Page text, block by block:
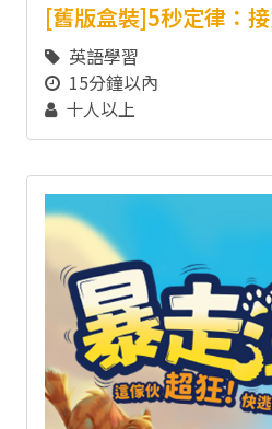
[舊版盒裝]5秒定律：
英語學習
15分鐘以內
十人以上